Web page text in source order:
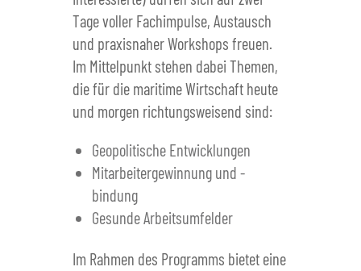
Tage voller Fachimpulse, Austausch
und praxisnaher Workshops freuen.
Im Mittelpunkt stehen dabei Themen,
die für die maritime Wirtschaft heute
und morgen richtungsweisend sind:
Geopolitische Entwicklungen
Mitarbeitergewinnung und -
bindung
Gesunde Arbeitsumfelder
Im Rahmen des Programms bietet eine